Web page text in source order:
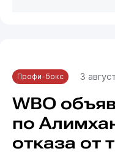
Профи-бокс 3
WBO
по
отказа от